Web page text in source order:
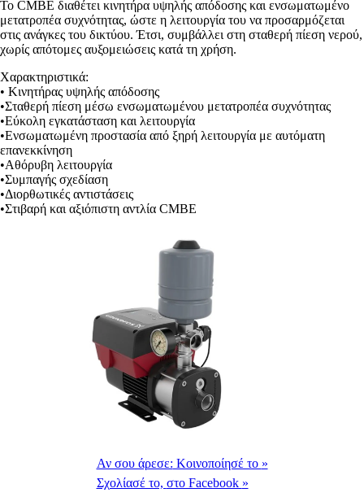
Το CMBE διαθέτει κινητήρα υψηλής απόδοσης και ενσωματωμένο
μετατροπέα συχνότητας, ώστε η λειτουργία του να προσαρμόζεται
στις ανάγκες του δικτύου. Έτσι, συμβάλλει στη σταθερή πίεση νερού,
χωρίς απότομες αυξομειώσεις κατά τη χρήση.
Χαρακτηριστικά:
• Κινητήρας υψηλής απόδοσης
•Σταθερή πίεση μέσω ενσωματωμένου μετατροπέα συχνότητας
•Εύκολη εγκατάσταση και λειτουργία
•Ενσωματωμένη προστασία από ξηρή λειτουργία με αυτόματη
επανεκκίνηση
•Αθόρυβη λειτουργία
•Συμπαγής σχεδίαση
•Διορθωτικές αντιστάσεις
•Στιβαρή και αξιόπιστη αντλία CMBE
Αν σου άρεσε: Κοινοποίησέ το »
Σχολίασέ το, στο Facebook »